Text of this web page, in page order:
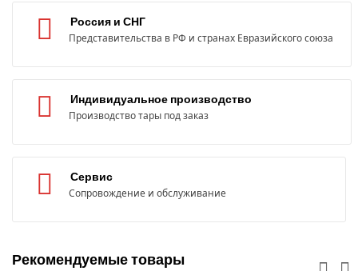
Россия и СНГ
Представительства в РФ и странах Евразийского союза
Индивидуальное производство
Производство тары под заказ
Сервис
Сопровождение и обслуживание
Рекомендуемые товары